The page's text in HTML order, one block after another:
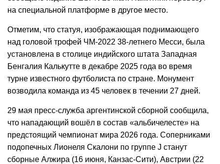
на специальной платформе в другое место.
Отметим, что статуя, изображающая поднимающего
над головой трофей ЧМ-2022 38-летнего Месси, была
установлена в столице индийского штата Западная
Бенгалия Калькутте в декабре 2025 года во время
турне известного футболиста по стране. Монумент
возводила команда из 45 человек в течении 27 дней.
29 мая пресс-служба аргентинской сборной сообщила,
что нападающий вошёл в состав «альбичелесте» на
предстоящий чемпионат мира 2026 года. Соперниками
подопечных Лионеля Скалони по группе J станут
сборные Алжира (16 июня, Канзас-Сити), Австрии (22